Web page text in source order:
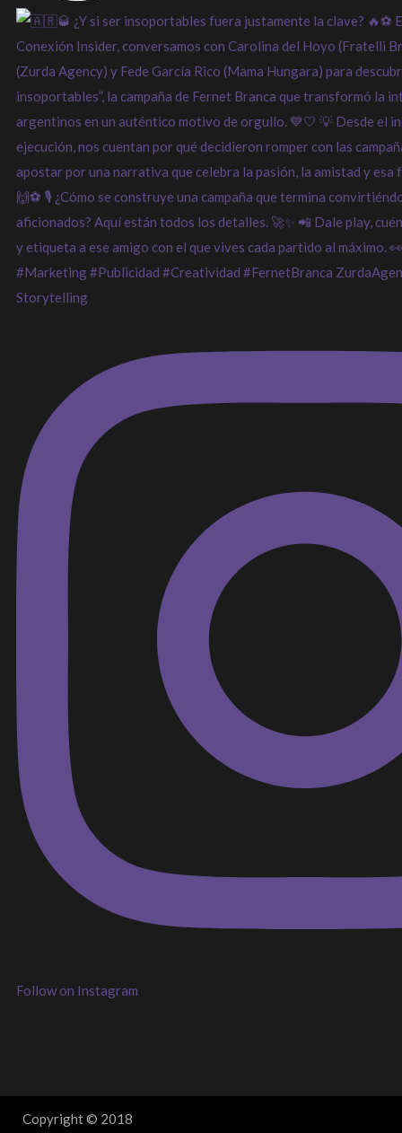
Follow on Instagram
Copyright © 2018